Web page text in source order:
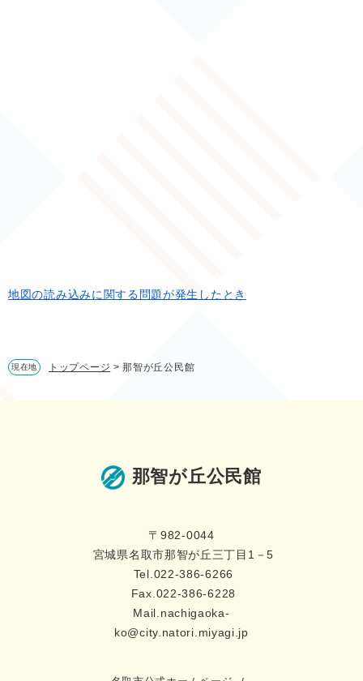
地図の読み込みに関する問題が発生したとき
現在地 トップページ > 那智が丘公民館
那智が丘公民館
〒982-0044
宮城県名取市那智が丘三丁目1－5
Tel.022-386-6266
Fax.022-386-6228
Mail.nachigaoka-
ko@city.natori.miyagi.jp